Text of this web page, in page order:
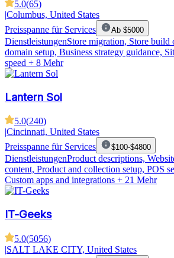
5.0(65)
|Columbus, United States
Preisspanne für Services
Ab $5000
DienstleistungenStore migration, Store build
domain setup, Business strategy guidance,
speed + 8 Mehr
Lantern Sol
5.0(240)
Cincinnati, United States
Preisspanne für Services
$100-$4800
DienstleistungenProduct descriptions,
content, Product and collection setup, POS
Custom apps and integrations + 21 Mehr
IT-Geeks
5.0(5056)
|SALT LAKE CITY, United States